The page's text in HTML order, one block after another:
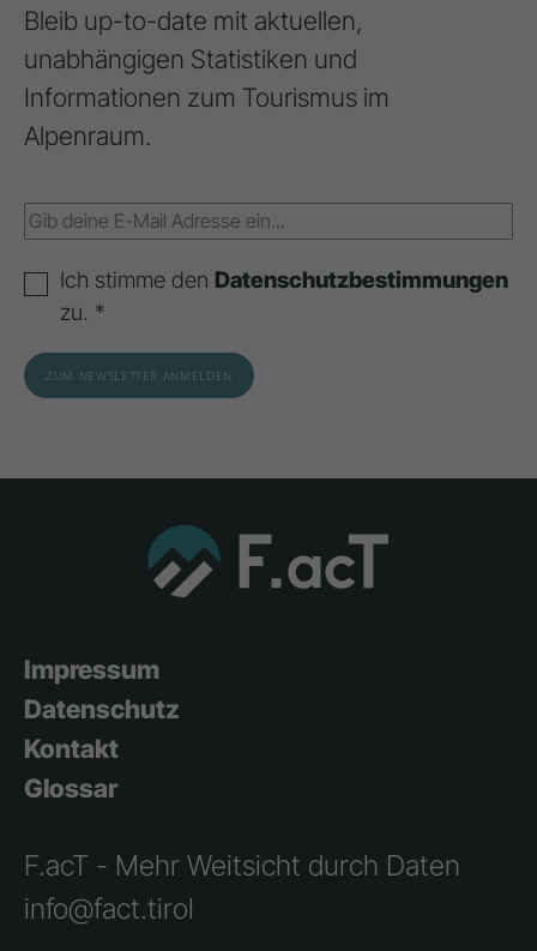
Bleib up-to-date mit aktuellen,
unabhängigen Statistiken und
Informationen zum Tourismus im
Alpenraum.
Ich stimme den Datenschutzbestimmungen
zu. *
Impressum
Datenschutz
Kontakt
Glossar
F.acT - Mehr Weitsicht durch Daten
info@fact.tirol